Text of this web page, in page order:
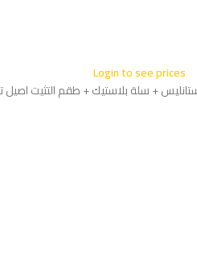
Login to see prices